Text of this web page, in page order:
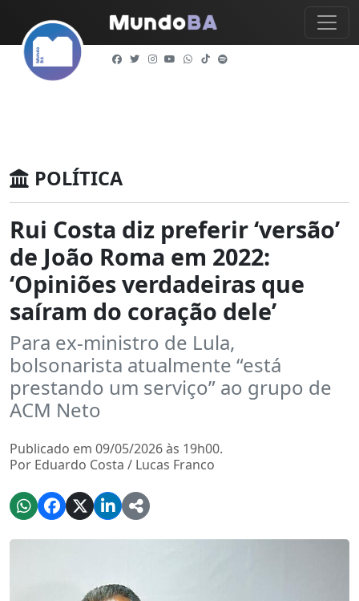
POLÍTICA
Rui Costa diz preferir ‘versão’
de João Roma em 2022:
‘Opiniões verdadeiras que
saíram do coração dele’
Para ex-ministro de Lula,
bolsonarista atualmente “está
prestando um serviço” ao grupo de
ACM Neto
Publicado em 09/05/2026 às 19h00.
Por Eduardo Costa / Lucas Franco